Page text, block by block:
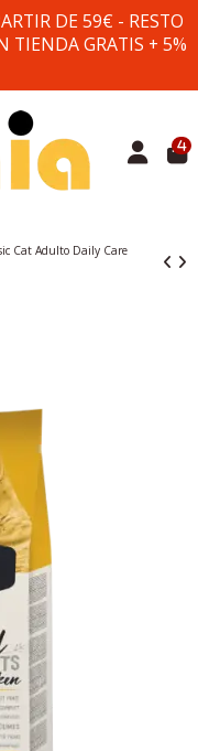
DE 59€ - RESTO
TIENDA GRATIS + 5%
4
Cat Adulto Daily Care